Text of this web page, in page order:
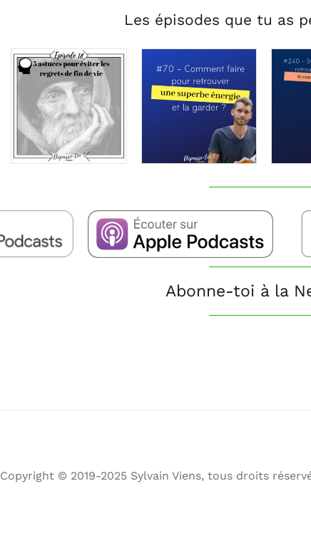
Les épisodes que tu as
Abonne-toi à la
Copyright © 2019-2025 Sylvain Viens, tous droits